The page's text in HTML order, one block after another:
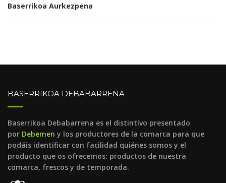
Baserrikoa Aurkezpena
BASERRIKOA DEBABARRENA
Baserrikoa Debabarrena es el distintivo presentado
por Debemen y los productores de la comarca para que
podáis identificar con facilidad quiénes somos y el
producto que os ofrecemos: productos de nuestra
comarca, frescos y de temporada.